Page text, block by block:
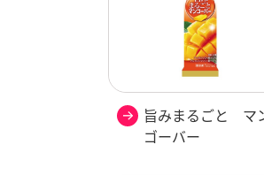
旨みまるごと マ
ゴーバー